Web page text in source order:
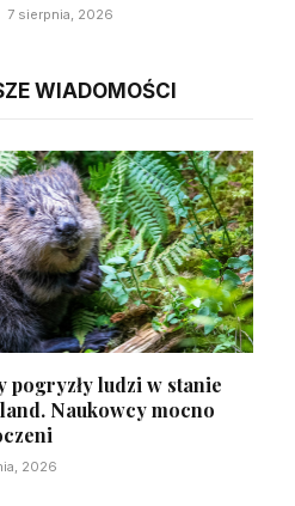
7 sierpnia, 2026
WIADOMOŚCI
pogryzły ludzi w stanie
Naukowcy mocno
2026